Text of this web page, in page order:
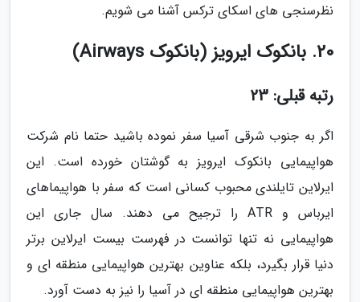
نظرسنجی های اسکای ترکس آشنا می شویم.
20. بانکوک ایرویز (بانکوک Airways)
رتبه قبلی: 23
اگر به جنوب شرقی آسیا سفر نموده باشید حتما نام شرکت
هواپیمایی بانکوک ایرویز به گوشتان خورده است. این
ایرلاین تایلندی محبوب کسانی است که سفر با هواپیماهای
ایرباس و ATR را ترجیح می دهند. سال جاری این
هواپیمایی نه تنها توانست در فهرست بیست ایرلاین برتر
دنیا قرار بگیرد، بلکه عناوین بهترین هواپیمایی منطقه ای و
بهترین هواپیمایی منطقه ای در آسیا را نیز به دست آورد.